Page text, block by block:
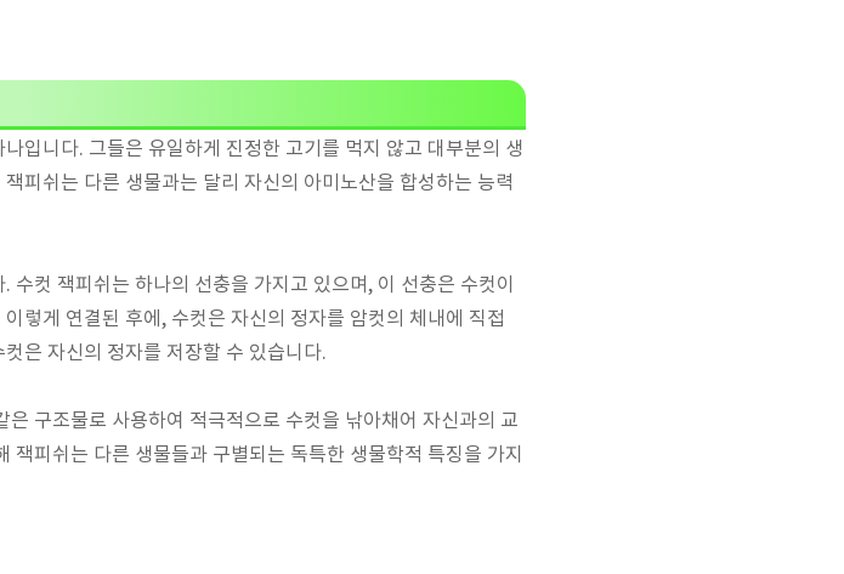
입니다. 그들은 유일하게 진정한 고기를 먹지 않고 대부분의 생
피쉬는 다른 생물과는 달리 자신의 아미노산을 합성하는 능력
컷 잭피쉬는 하나의 선충을 가지고 있으며, 이 선충은 수컷이
렇게 연결된 후에, 수컷은 자신의 정자를 암컷의 체내에 직접
은 자신의 정자를 저장할 수 있습니다.
구조물로 사용하여 적극적으로 수컷을 낚아채어 자신과의 교
피쉬는 다른 생물들과 구별되는 독특한 생물학적 특징을 가지